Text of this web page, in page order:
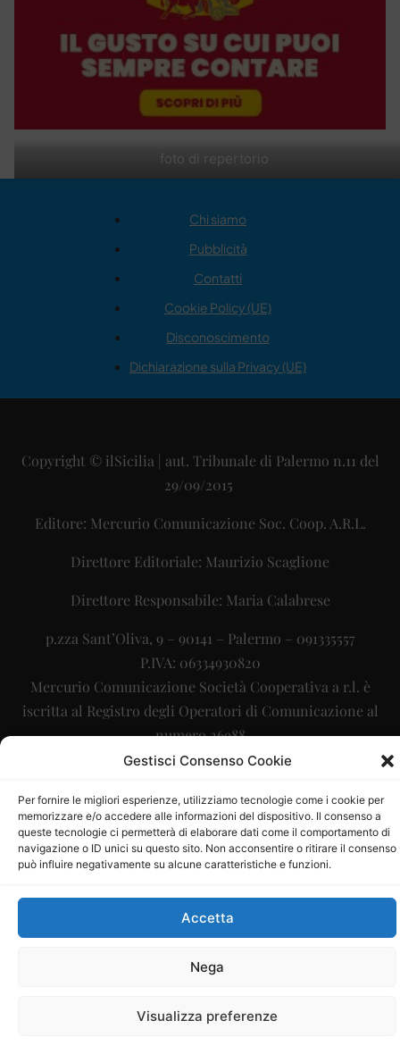
Gestisci Consenso Cookie
Per fornire le migliori esperienze, utilizziamo tecnologie come i cookie per
memorizzare e/o accedere alle informazioni del dispositivo. Il consenso a
queste tecnologie ci permetterà di elaborare dati come il comportamento di
navigazione o ID unici su questo sito. Non acconsentire o ritirare il consenso
può influire negativamente su alcune caratteristiche e funzioni.
Accetta
Nega
Visualizza preferenze
foto di repertorio
Chi siamo
Pubblicità
Contatti
Cookie Policy (UE)
Disconoscimento
Dichiarazione sulla Privacy (UE)
Copyright © ilSicilia | aut. Tribunale di Palermo n.11 del
29/09/2015
Editore: Mercurio Comunicazione Soc. Coop. A.R.L.
Direttore Editoriale: Maurizio Scaglione
Direttore Responsabile: Maria Calabrese
p.zza Sant’Oliva, 9 – 90141 – Palermo – 091335557
P.IVA: 06334930820
Mercurio Comunicazione Società Cooperativa a r.l. è
iscritta al Registro degli Operatori di Comunicazione al
numero 26988